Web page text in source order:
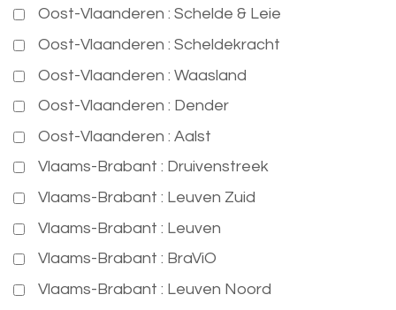
Oost-Vlaanderen : Schelde & Leie
Oost-Vlaanderen : Scheldekracht
Oost-Vlaanderen : Waasland
Oost-Vlaanderen : Dender
Oost-Vlaanderen : Aalst
Vlaams-Brabant : Druivenstreek
Vlaams-Brabant : Leuven Zuid
Vlaams-Brabant : Leuven
Vlaams-Brabant : BraViO
Vlaams-Brabant : Leuven Noord